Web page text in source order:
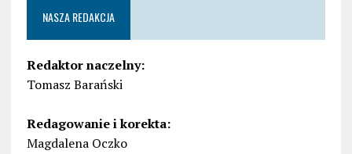
NASZA REDAKCJA
Redaktor naczelny:
Tomasz Barański
Redagowanie i korekta:
Magdalena Oczko